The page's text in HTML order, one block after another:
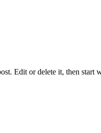
Edit or delete it, then start